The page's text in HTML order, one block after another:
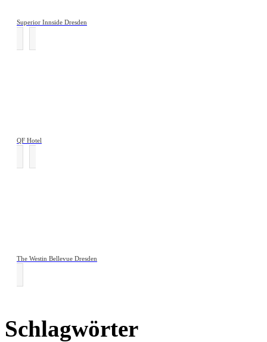
Superior Innside Dresden
QF Hotel
The Westin Bellevue Dresden
Schlagwörter